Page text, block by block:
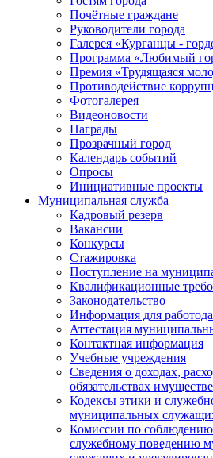
Почётные граждане
Руководители города
Галерея «Курганцы -
Программа «Любимый
Премия «Трудящаяся
Противодействие
Фотогалерея
Видеоновости
Награды
Прозрачный город
Календарь событий
Опросы
Инициативные проекты
Муниципальная служба
Кадровый резерв
Вакансии
Конкурсы
Стажировка
Поступление на
Квалификационные
Законодательство
Информация для
Аттестация
Контактная информация
Учебные учреждения
Сведения о доходах,
обязательствах
Кодексы этики и
муниципальных
Комиссии по
служебному поведению